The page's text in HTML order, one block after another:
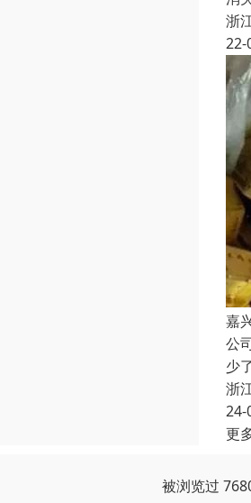
浙
22-
嘉
公
少
浙
24-
更
被浏览过